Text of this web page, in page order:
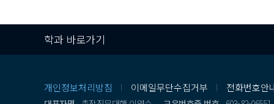
학과 바로가기
개인정보처리방침 이메일무단수집거부 전화번호안